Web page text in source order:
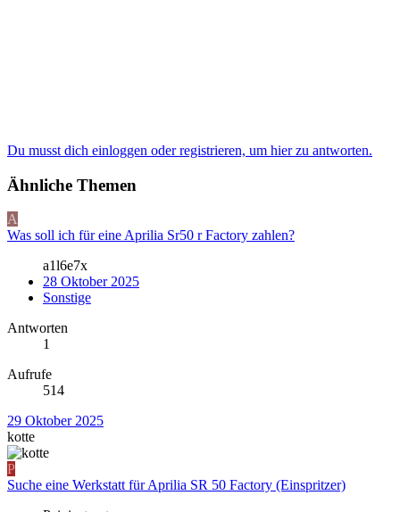
Du musst dich einloggen oder registrieren, um hier zu antworten.
Ähnliche Themen
A
Was soll ich für eine Aprilia Sr50 r Factory zahlen?
a1l6e7x
28 Oktober 2025
Sonstige
Antworten
1
Aufrufe
514
29 Oktober 2025
kotte
P
Suche eine Werkstatt für Aprilia SR 50 Factory (Einspritzer)